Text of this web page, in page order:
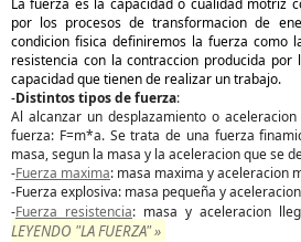
La fuerza es la capacidad o cualidad motriz
por los procesos de transformacion de
condicion fisica definiremos la fuerza como
resistencia con la contraccion producida por
capacidad que tienen de realizar un trabajo.
-Distintos tipos de fuerza:
Al alcanzar un desplazamiento o
fuerza: F=m*a. Se trata de una fuerza
masa, segun la masa y la aceleracion que se
-Fuerza maxima: masa maxima y aceleracion
-Fuerza explosiva: masa pequeña y
-Fuerza resistencia: masa y aceleracion
LEYENDO "LA FUERZA" »